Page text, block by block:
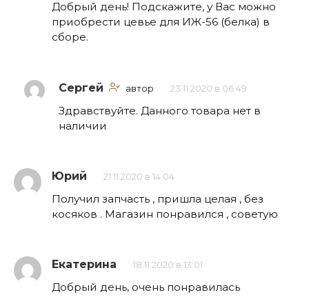
Добрый день! Подскажите, у Вас можно
приобрести цевье для ИЖ-56 (белка) в
сборе.
Сергей автор 23.11.2020 в 06:49
Здравствуйте. Данного товара нет в
наличии
Юрий 21.11.2020 в 14:04
Получил запчасть , пришла целая , без
косяков . Магазин понравился , советую
Екатерина 18.11.2020 в 13:01
Добрый день, очень понравилась